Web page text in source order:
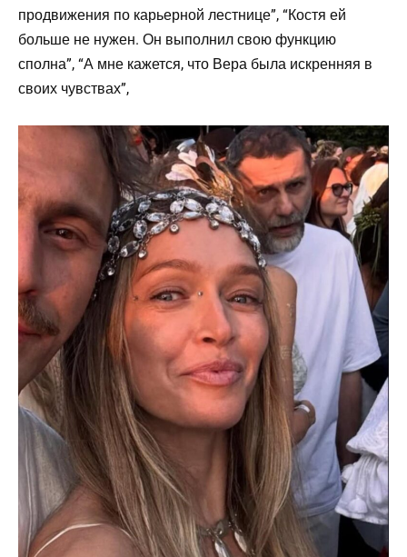
продвижения по карьерной лестнице”, “Костя ей
больше не нужен. Он выполнил свою функцию
сполна”, “А мне кажется, что Вера была искренняя в
своих чувствах”,